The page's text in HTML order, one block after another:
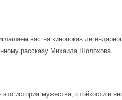
вас на кинопоказ
рассказу Михаила Шолохова.
история мужества, стойкости и